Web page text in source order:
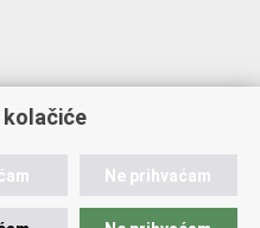
kolačiće
Ne prihvaćam